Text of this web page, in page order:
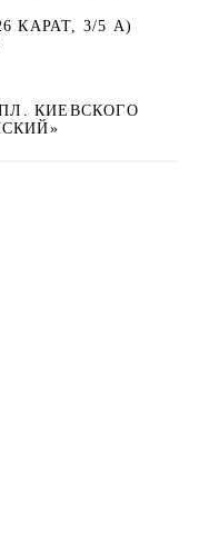
КАРАТ, 3/5 А)
КИЕВСКОГО